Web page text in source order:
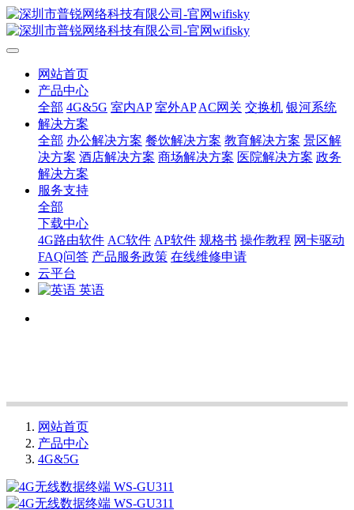
网站首页
产品中心
全部 4G&5G 室内AP 室外AP AC网关 交换机 银河系统
解决方案
全部 办公解决方案 餐饮解决方案 教育解决方案 景区解
决方案 酒店解决方案 商场解决方案 医院解决方案 政务
解决方案
服务支持
全部
下载中心
4G路由软件 AC软件 AP软件 规格书 操作教程 网卡驱动
FAQ问答 产品服务政策 在线维修申请
云平台
英语
网站首页
产品中心
4G&5G